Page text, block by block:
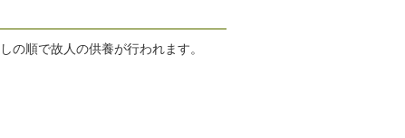
の順で故人の供養が行われます。